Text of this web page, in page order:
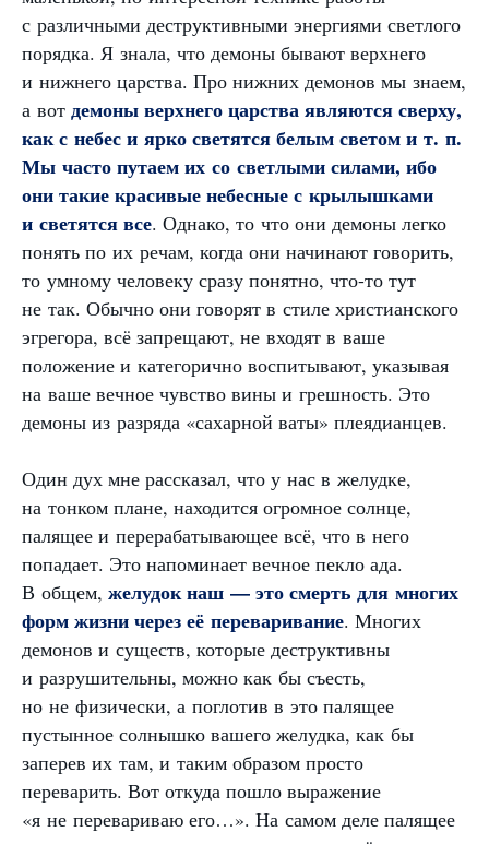
с различными деструктивными энергиями светлого
порядка. Я знала, что демоны бывают верхнего
и нижнего царства. Про нижних демонов мы знаем,
а вот демоны верхнего царства являются сверху,
как с небес и ярко светятся белым светом и т. п.
Мы часто путаем их со светлыми силами, ибо
они такие красивые небесные с крылышками
и светятся все. Однако, то что они демоны легко
понять по их речам, когда они начинают говорить,
то умному человеку сразу понятно, что-то тут
не так. Обычно они говорят в стиле христианского
эгрегора, всё запрещают, не входят в ваше
положение и категорично воспитывают, указывая
на ваше вечное чувство вины и грешность. Это
демоны из разряда «сахарной ваты» плеядианцев.
Один дух мне рассказал, что у нас в желудке,
на тонком плане, находится огромное солнце,
палящее и перерабатывающее всё, что в него
попадает. Это напоминает вечное пекло ада.
В общем, желудок наш — это смерть для многих
форм жизни через её переваривание. Многих
демонов и существ, которые деструктивны
и разрушительны, можно как бы съесть,
но не физически, а поглотив в это палящее
пустынное солнышко вашего желудка, как бы
заперев их там, и таким образом просто
переварить. Вот откуда пошло выражение
«я не перевариваю его…». На самом деле палящее